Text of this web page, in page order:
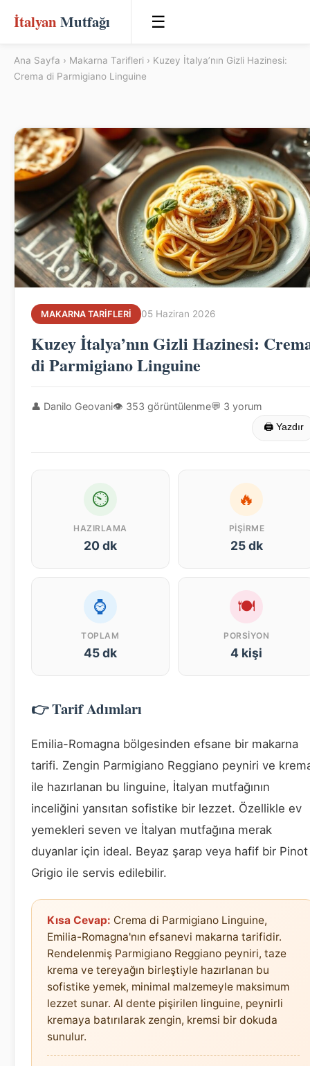
İtalyan Mutfağı ☰
Ana Sayfa › Makarna Tarifleri › Kuzey İtalya’nın Gizli Hazinesi:
Crema di Parmigiano Linguine
MAKARNA TARIFLERI 05 Haziran 2026
Kuzey İtalya’nın Gizli Hazinesi:
di Parmigiano Linguine
👤 Danilo Geovani👁 353 görüntülenme💬 3 yorum
🖨 Yazdır
⏲
HAZIRLAMA
20 dk
🔥
PIŞIRME
25 dk
⌚
TOPLAM
45 dk
🍽
PORSIYON
4 kişi
👉 Tarif Adımları
Emilia-Romagna bölgesinden efsane bir makarna
tarifi. Zengin Parmigiano Reggiano peyniri ve
ile hazırlanan bu linguine, İtalyan mutfağının
inceliğini yansıtan sofistike bir lezzet. Özellikle ev
yemekleri seven ve İtalyan mutfağına merak
duyanlar için ideal. Beyaz şarap veya hafif bir Pinot
Grigio ile servis edilebilir.
Kısa Cevap: Crema di Parmigiano Linguine,
Emilia-Romagna'nın efsanevi makarna tarifidir.
Rendelenmiş Parmigiano Reggiano peyniri, taze
krema ve tereyağın birleştiyle hazırlanan bu
sofistike yemek, minimal malzemeyle maksimum
lezzet sunar. Al dente pişirilen linguine, peynirli
kremaya batırılarak zengin, kremsi bir dokuda
sunulur.